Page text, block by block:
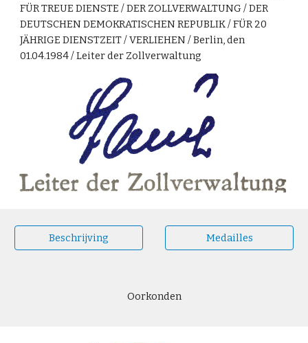
FÜR TREUE DIENSTE / DER ZOLLVERWALTUNG / DER
DEUTSCHEN DEMOKRATISCHEN REPUBLIK / FÜR 20
JÄHRIGE DIENSTZEIT / VERLIEHEN / Berlin, den
01.04.1984 / Leiter der Zollverwaltung
Beschrijving Medailles
Oorkonden